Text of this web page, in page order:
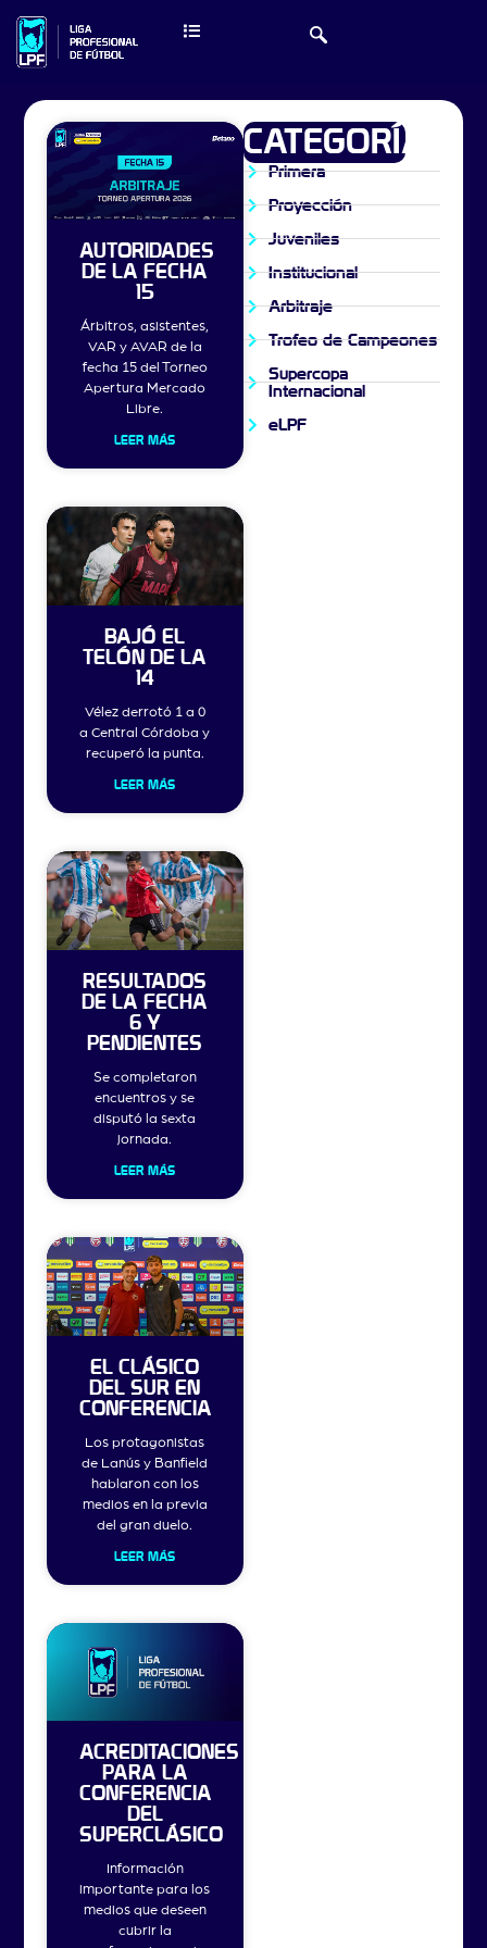
AUTORIDADES
DE LA FECHA
15
Árbitros, asistentes,
VAR y AVAR de la
fecha 15 del Torneo
Apertura Mercado
Libre.
LEER MÁS
BAJÓ EL
TELÓN DE LA
14
Vélez derrotó 1 a 0
a Central Córdoba y
recuperó la punta.
LEER MÁS
RESULTADOS
DE LA FECHA
6 Y
PENDIENTES
Se completaron
encuentros y se
disputó la sexta
jornada.
LEER MÁS
EL CLÁSICO
DEL SUR EN
CONFERENCIA
Los protagonistas
de Lanús y Banfield
hablaron con los
medios en la previa
del gran duelo.
LEER MÁS
ACREDITACIONES
PARA LA
CONFERENCIA
DEL
SUPERCLÁSICO
Información
importante para los
medios que deseen
cubrir la
CATEGORÍAS
Primera
Proyección
Juveniles
Institucional
Arbitraje
Trofeo de Campeones
Supercopa
Internacional
eLPF